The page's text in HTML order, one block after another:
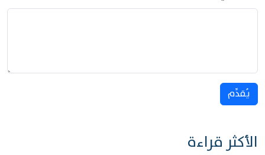
يُقدِّم
الأكثر قراءة